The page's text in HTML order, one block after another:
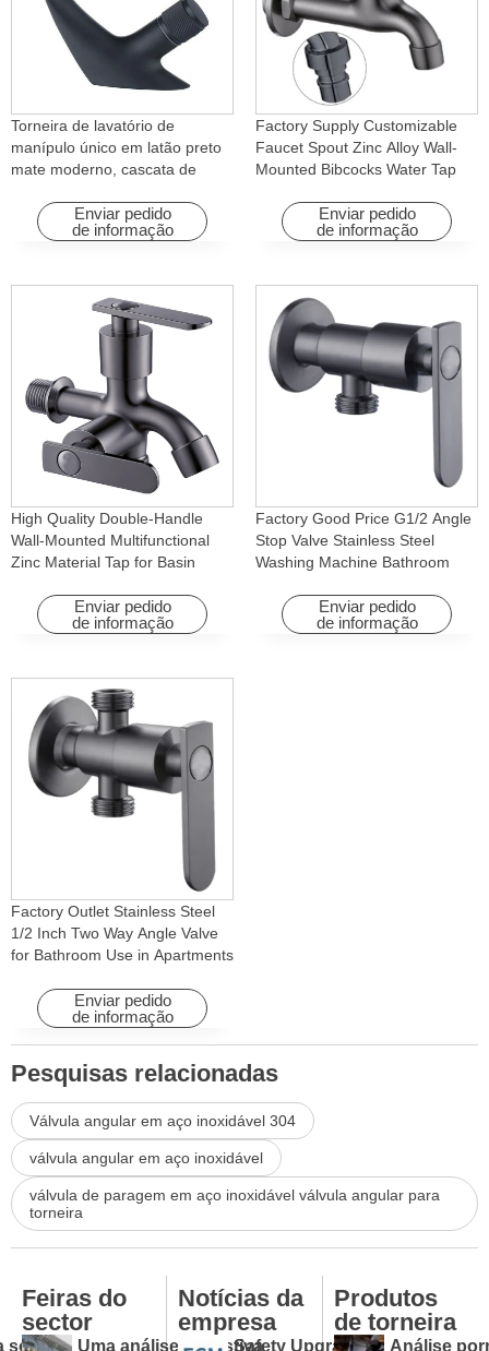
Torneira de lavatório de
manípulo único em latão preto
mate moderno, cascata de
rotativa para hotéis e
apartamentos
Enviar pedido
de informação
Factory Supply Customizable
Faucet Spout Zinc Alloy Wall-
Mounted Bibcocks Water Tap
Enviar pedido
de informação
High Quality Double-Handle
Wall-Mounted Multifunctional
Zinc Material Tap for Basin
Homes
Enviar pedido
de informação
Factory Good Price G1/2 Angle
Stop Valve Stainless Steel
Washing Machine Bathroom
Apartments & Hotels
Enviar pedido
de informação
Factory Outlet Stainless Steel
1/2 Inch Two Way Angle Valve
for Bathroom Use in Apartments
Enviar pedido
de informação
Pesquisas relacionadas
Válvula angular em aço inoxidável 304
válvula angular em aço inoxidável
válvula de paragem em aço inoxidável válvula angular para
torneira
sob
Feiras do
sector
Uma análise exaustiva
Notícias da
empresa
Safety Upgraded:
Produtos
de torneira
Análise